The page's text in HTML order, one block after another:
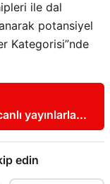
ile dal
potansiyel
Kategorisi”nde
yayınlarla
edin